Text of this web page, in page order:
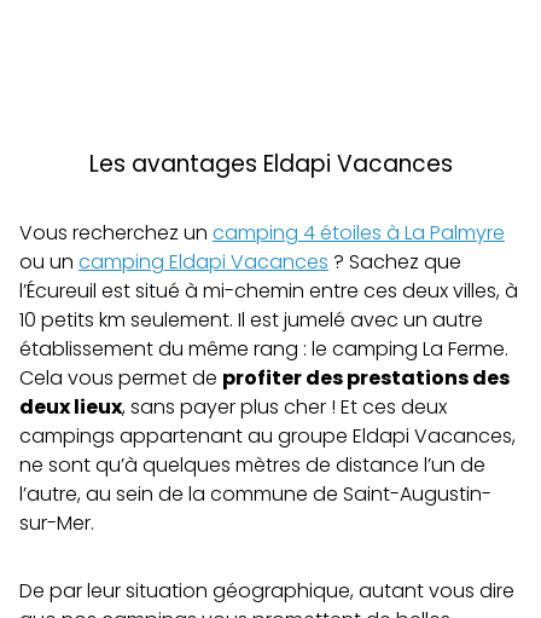
Les avantages Eldapi Vacances
Vous recherchez un camping 4 étoiles à La Palmyre
ou un camping Eldapi Vacances ? Sachez que
l’Écureuil est situé à mi-chemin entre ces deux villes, à
10 petits km seulement. Il est jumelé avec un autre
établissement du même rang : le camping La Ferme.
Cela vous permet de profiter des prestations des
deux lieux, sans payer plus cher ! Et ces deux
campings appartenant au groupe Eldapi Vacances,
ne sont qu’à quelques mètres de distance l’un de
l’autre, au sein de la commune de Saint-Augustin-
sur-Mer.
De par leur situation géographique, autant vous dire